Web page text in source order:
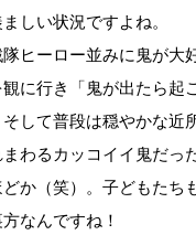
しい状況ですよね。
ヒーロー並みに鬼が大
に行き「鬼が出たら起
して普段は穏やかな近
わるカッコイイ鬼だっ
か（笑）。子どもたち
なんですね！